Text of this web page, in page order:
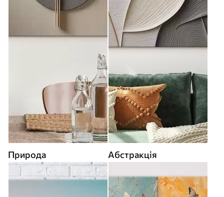
Природа Абстракція